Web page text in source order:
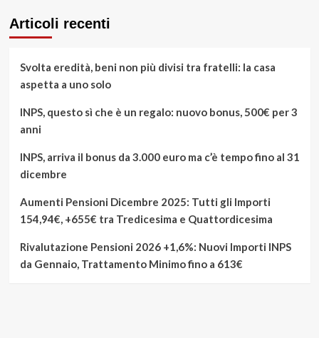
Articoli recenti
Svolta eredità, beni non più divisi tra fratelli: la casa
aspetta a uno solo
INPS, questo sì che è un regalo: nuovo bonus, 500€ per 3
anni
INPS, arriva il bonus da 3.000 euro ma c’è tempo fino al 31
dicembre
Aumenti Pensioni Dicembre 2025: Tutti gli Importi
154,94€, +655€ tra Tredicesima e Quattordicesima
Rivalutazione Pensioni 2026 +1,6%: Nuovi Importi INPS
da Gennaio, Trattamento Minimo fino a 613€